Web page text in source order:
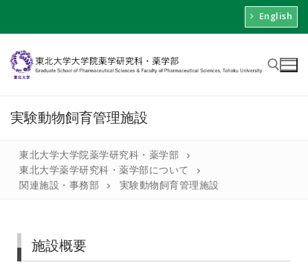
English
実験動物飼育管理施設
東北大学大学院薬学研究科・薬学部
東北大学薬学研究科・薬学部について
関連施設・事務部
実験動物飼育管理施設
施設概要